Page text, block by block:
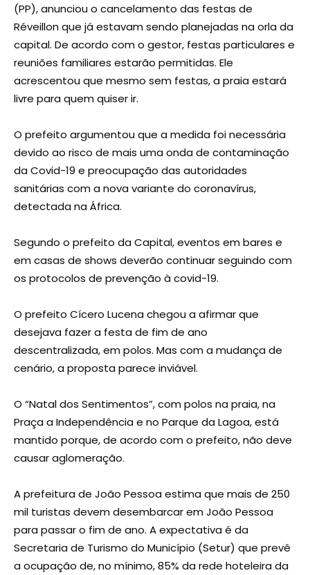
(PP), anunciou o cancelamento das festas de
Réveillon que já estavam sendo planejadas na orla da
capital. De acordo com o gestor, festas particulares e
reuniões familiares estarão permitidas. Ele
acrescentou que mesmo sem festas, a praia estará
livre para quem quiser ir.
O prefeito argumentou que a medida foi necessária
devido ao risco de mais uma onda de contaminação
da Covid-19 e preocupação das autoridades
sanitárias com a nova variante do coronavírus,
detectada na África.
Segundo o prefeito da Capital, eventos em bares e
em casas de shows deverão continuar seguindo com
os protocolos de prevenção à covid-19.
O prefeito Cícero Lucena chegou a afirmar que
desejava fazer a festa de fim de ano
descentralizada, em polos. Mas com a mudança de
cenário, a proposta parece inviável.
O “Natal dos Sentimentos”, com polos na praia, na
Praça a Independência e no Parque da Lagoa, está
mantido porque, de acordo com o prefeito, não deve
causar aglomeração.
A prefeitura de João Pessoa estima que mais de 250
mil turistas devem desembarcar em João Pessoa
para passar o fim de ano. A expectativa é da
Secretaria de Turismo do Município (Setur) que prevê
a ocupação de, no mínimo, 85% da rede hoteleira da